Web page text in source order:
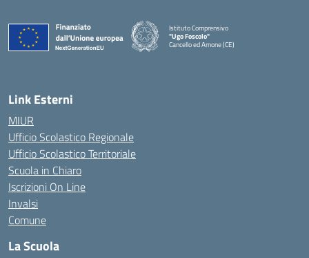
Istituto Comprensivo
"Ugo Foscolo"
Cancello ed Arnone (CE)
Link Esterni
MIUR
Ufficio Scolastico Regionale
Ufficio Scolastico Territoriale
Scuola in Chiaro
Iscrizioni On Line
Invalsi
Comune
La Scuola